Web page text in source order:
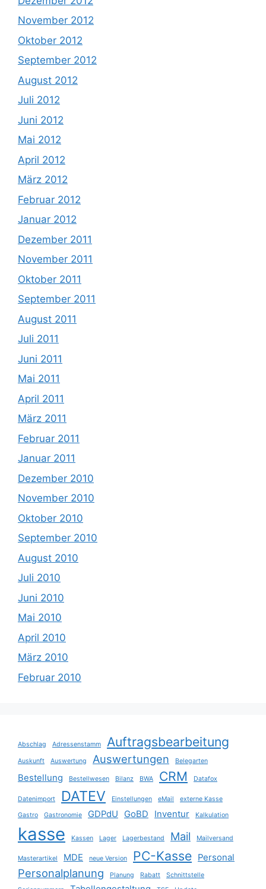
November 2012
Oktober 2012
September 2012
August 2012
Juli 2012
Juni 2012
Mai 2012
April 2012
März 2012
Februar 2012
Januar 2012
Dezember 2011
November 2011
Oktober 2011
September 2011
August 2011
Juli 2011
Juni 2011
Mai 2011
April 2011
März 2011
Februar 2011
Januar 2011
Dezember 2010
November 2010
Oktober 2010
September 2010
August 2010
Juli 2010
Juni 2010
Mai 2010
April 2010
März 2010
Februar 2010
Abschlag Adressenstamm Auftragsbearbeitung
Auskunft Auswertung Auswertungen Belegarten
Bestellung Bestellwesen Bilanz BWA CRM Datafox
Datenimport DATEV Einstellungen eMail externe Kasse
Gastro Gastronomie GDPdU GoBD Inventur Kalkulation
kasse Kassen Lager Lagerbestand Mail Mailversand
Masterartikel MDE neue Version PC-Kasse Personal
Personalplanung Planung Rabatt
Schnittstelle